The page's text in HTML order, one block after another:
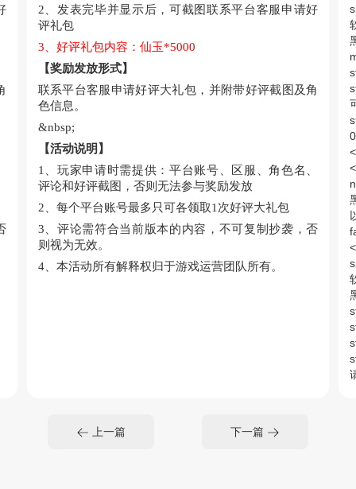
2、发表完毕并显示后，可截图联系平台客服申请好
评礼包
3、好评礼包内容：仙玉*5000
【奖励发放形式】
联系平台客服申请好评大礼包，并附带好评截图及角
色信息。
&nbsp;
【活动说明】
1、玩家申请时需提供：平台账号、区服、角色名、
评论和好评截图，否则无法参与奖励发放
2、每个平台账号最多只可各领取1次好评大礼包
3、评论需符合当前版本的内容，不可复制抄袭，否
则视为无效。
4、本活动所有解释权归于游戏运营团队所有。
上一篇 下一篇